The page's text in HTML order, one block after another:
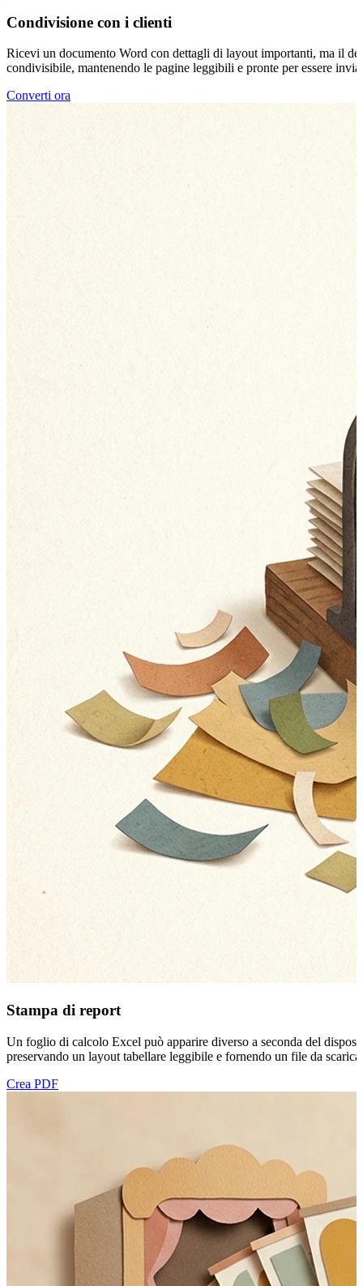
Condivisione con i clienti
Ricevi un documento Word con dettagli di layout importanti, ma il
condivisibile, mantenendo le pagine leggibili e pronte per essere
Converti ora
Stampa di report
Un foglio di calcolo Excel può apparire diverso a seconda del
preservando un layout tabellare leggibile e fornendo un file da
Crea PDF